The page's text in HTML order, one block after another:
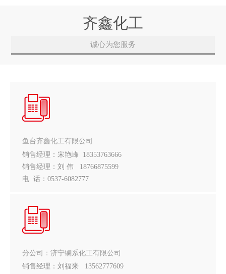
齐鑫化工
诚心为您服务
鱼台齐鑫化工有限公司
销售经理：宋艳峰 18353763666
销售经理：刘 伟 18766875599
电 话：0537-6082777
分公司：济宁镧系化工有限公司
销售经理：刘福来 13562777609